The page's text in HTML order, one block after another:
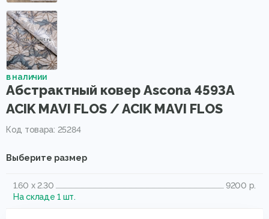
в наличии
Абстрактный ковер Ascona 4593A
ACIK MAVI FLOS / ACIK MAVI FLOS
Код товара: 25284
Выберите размер
1.60 x 2.30
9200 р.
На складе 1 шт.